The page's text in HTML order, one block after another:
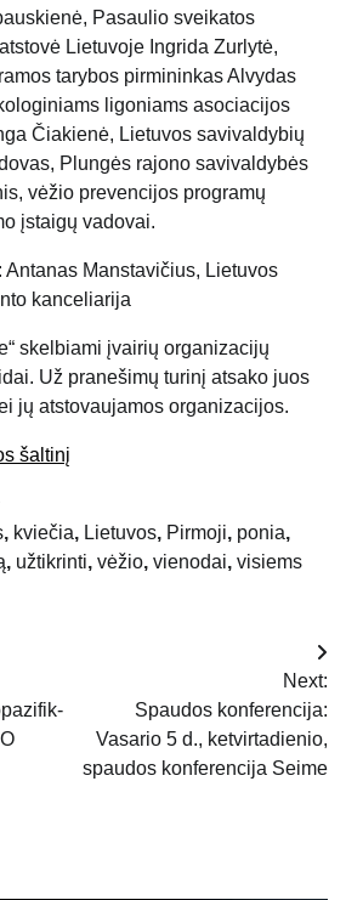
Pasaulio sveikatos
Lietuvoje Ingrida Zurlytė,
tarybos pirmininkas Alvydas
ligoniams asociacijos
Čiakienė, Lietuvos savivaldybių
Plungės rajono savivaldybės
vėžio prevencijos programų
įstaigų vadovai.
Antanas Manstavičius, Lietuvos
kanceliarija
skelbiami įvairių organizacijų
Už pranešimų turinį atsako juos
jų atstovaujamos organizacijos.
šaltinį
, kviečia, Lietuvos, Pirmoji, ponia,
, užtikrinti, vėžio, vienodai, visiems
Next:
Spaudos konferencija:
Vasario 5 d., ketvirtadienio,
spaudos konferencija Seime